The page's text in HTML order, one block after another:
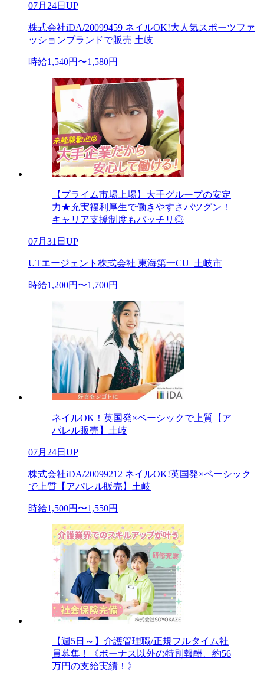
07月24日UP
株式会社iDA/20099459 ネイルOK!大人気スポーツファ
ッションブランドで販売 土岐
時給1,540円〜1,580円
【プライム市場上場】大手グループの安定
力★充実福利厚生で働きやすさバツグン！
キャリア支援制度もバッチリ◎
07月31日UP
UTエージェント株式会社 東海第一CU_土岐市
時給1,200円〜1,700円
ネイルOK！英国発×ベーシックで上質【ア
パレル販売】土岐
07月24日UP
株式会社iDA/20099212 ネイルOK!英国発×ベーシック
で上質【アパレル販売】土岐
時給1,500円〜1,550円
【週5日～】介護管理職/正規フルタイム社
員募集！《ボーナス以外の特別報酬、約56
万円の支給実績！》